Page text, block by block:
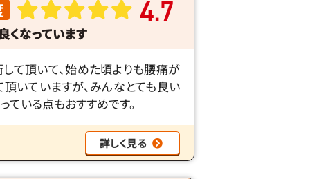
4.7
くなっています
て頂いて、始めた頃よりも腰痛が
いていますが、みんなとても良い
いる点もおすすめです。
詳しく見る